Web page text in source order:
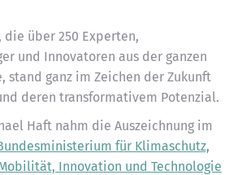
die über 250 Experten,
und Innovatoren aus der ganzen
stand ganz im Zeichen der Zukunft
deren transformativem Potenzial.
Haft nahm die Auszeichnung im
für Klimaschutz,
Innovation und Technologie